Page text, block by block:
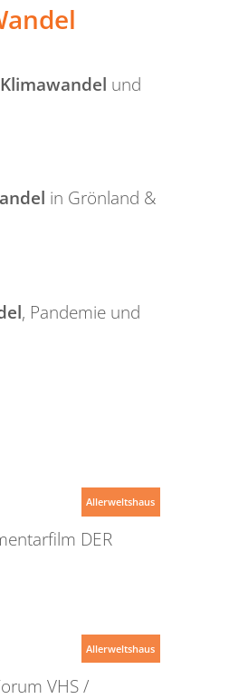
Klimawandel und
in Grönland &
, Pandemie und
DER
Allerweltshaus
VHS /
Allerweltshaus